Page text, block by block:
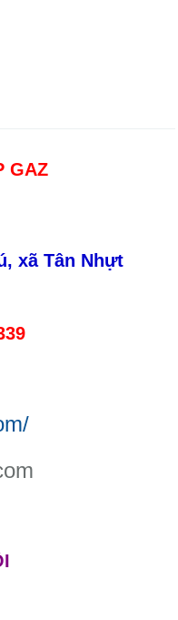
GAZ
xã Tân Nhựt